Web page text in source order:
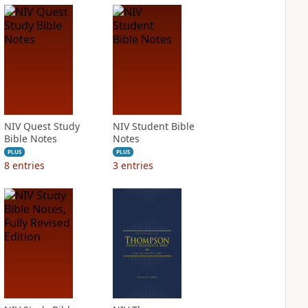
NIV Quest Study
Bible Notes
PLUS
8 entries
NIV Student Bible
Notes
PLUS
3 entries